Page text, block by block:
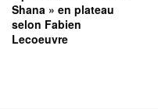
Shana » en plateau
selon Fabien
Lecoeuvre